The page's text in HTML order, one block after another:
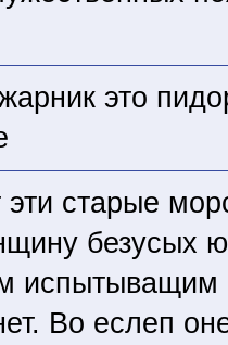
это
старые
безусых
испытыващим
Во еслеп